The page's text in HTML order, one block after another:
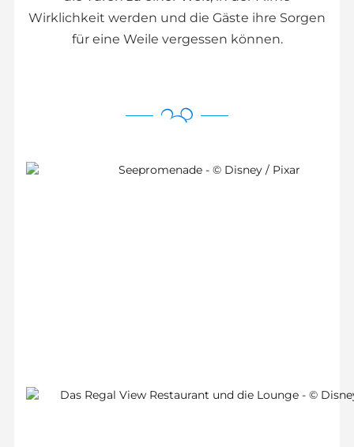
Wirklichkeit werden und die Gäste ihre Sorgen
für eine Weile vergessen können.